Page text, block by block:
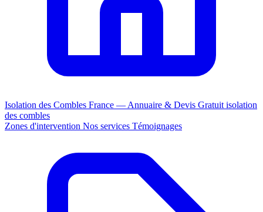
Isolation des Combles France — Annuaire & Devis Gratuit isolation
des combles
Zones d'intervention Nos services Témoignages